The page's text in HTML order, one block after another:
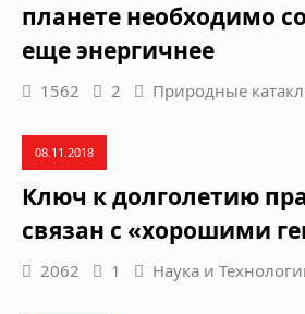
планете необходимо
еще энергичнее
1562 2 Природные
08.11.2018
Ключ к долголетию
связан с «хорошими
2062 1 Наука и